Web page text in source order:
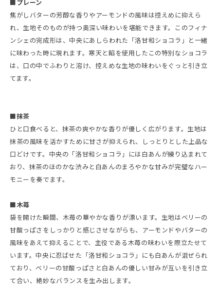
■プレーン
焦がしバターの芳醇な香りやアーモンドの風味は控えめに抑えら
れ、生地そのものが持つ奥深い味わいを堪能できます。このフィナ
ンシェの完成形は、中央にあしらわれた「洛甘和ショコラ」と一緒
に味わった時に現れます。寒天と餡を使用したこの特別なショコラ
は、口の中でふわりと溶け、控えめな生地の味わいをぐっと引き立
てます。
■抹茶
ひと口食べると、抹茶の爽やかな香りが優しく広がります。生地は
抹茶の風味を活かすために甘さが抑えられ、しっとりとした上品な
口どけです。中央の「洛甘和ショコラ」には白あんが練り込まれて
おり、抹茶のほのかな渋みと白あんのまろやかな甘みが完璧なハー
モニーを奏でます。
■木苺
袋を開けた瞬間、木苺の華やかな香りが漂います。生地はベリーの
甘酸っぱさをしっかりと感じさせながらも、アーモンドやバターの
風味をあえて抑えることで、主役である木苺の味わいを際立たせて
います。中央に忍ばせた「洛甘和ショコラ」にも白あんが混ぜられ
ており、ベリーの甘酸っぱさと白あんの優しい甘みが互いを引き立
て合い、絶妙なバランスを生み出します。